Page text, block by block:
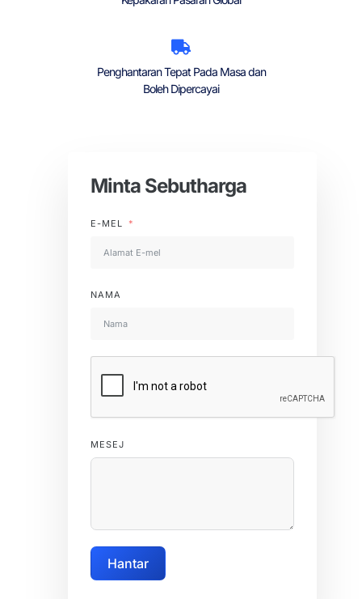
Penghantaran Tepat Pada Masa dan
Boleh Dipercayai
Minta Sebutharga
E-MEL
NAMA
MESEJ
Hantar